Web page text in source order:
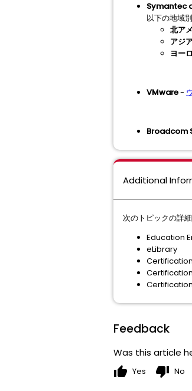
Symantec
以下の地域
北ア
アジ
ヨー
VMware-
Broadcom
Additional
次のトピックの詳細
Education
eLibrary
Feedback
Was this article
thumb_up Yes thumb_down No